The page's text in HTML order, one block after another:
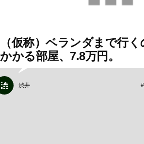
（仮称）ベランダまで行
かかる部屋、7.8万円。
渋井